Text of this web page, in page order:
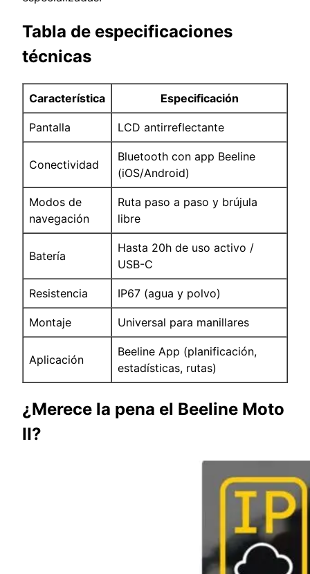
Tabla de especificaciones
técnicas
Característica Especificación
Pantalla LCD antirreflectante
Conectividad
Bluetooth con app Beeline
(iOS/Android)
Modos de
navegación
Ruta paso a paso y brújula
libre
Batería
Hasta 20h de uso activo /
USB-C
Resistencia IP67 (agua y polvo)
Montaje Universal para manillares
Aplicación
Beeline App (planificación,
estadísticas, rutas)
¿Merece la pena el Beeline Moto
II?